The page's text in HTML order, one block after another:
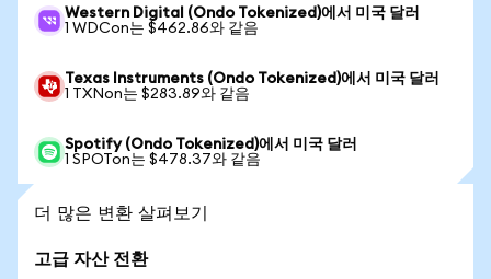
Western Digital (Ondo Tokenized)에서 미국 달러
1 WDCon는 $462.86와 같음
Texas Instruments (Ondo Tokenized)에서 미국 달러
1 TXNon는 $283.89와 같음
Spotify (Ondo Tokenized)에서 미국 달러
1 SPOTon는 $478.37와 같음
더 많은 변환 살펴보기
고급 자산 전환